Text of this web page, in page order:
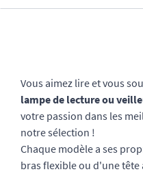
Vous aimez lire et vous
lampe de lecture ou
votre passion dans les
notre sélection !
Chaque modèle a ses
bras flexible ou d'une